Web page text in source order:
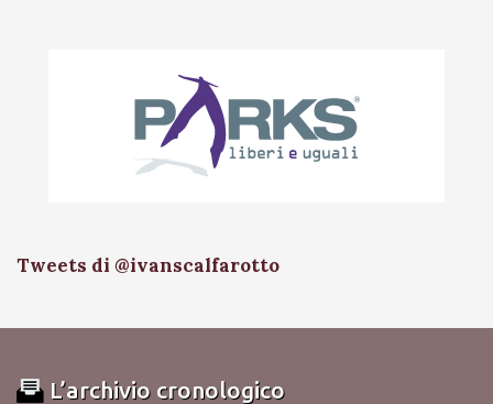
Tweets di @ivanscalfarotto
L’archivio cronologico